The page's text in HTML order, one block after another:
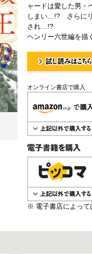
ャードは愛した男・
しまい…!? さらにリ
され…!?
ヘンリー六世編を描
オンライン書店で購入
電子書籍で購入
※ 電子書店によって